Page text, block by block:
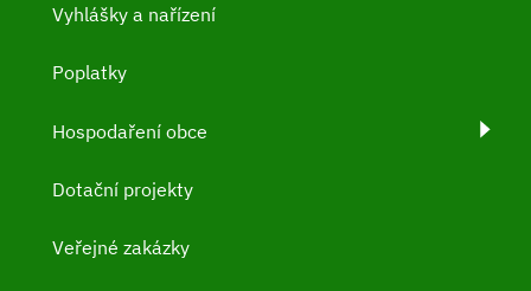
Vyhlášky a nařízení
Poplatky
Hospodaření obce
Dotační projekty
Veřejné zakázky